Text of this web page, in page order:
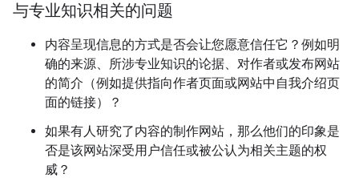
与专业知识相关的问题
内容呈现信息的方式是否会让您愿意信任它？例如明
确的来源、所涉专业知识的论据、对作者或发布网站
的简介（例如提供指向作者页面或网站中自我介绍页
面的链接）？
如果有人研究了内容的制作网站，那么他们的印象是
否是该网站深受用户信任或被公认为相关主题的权
威？